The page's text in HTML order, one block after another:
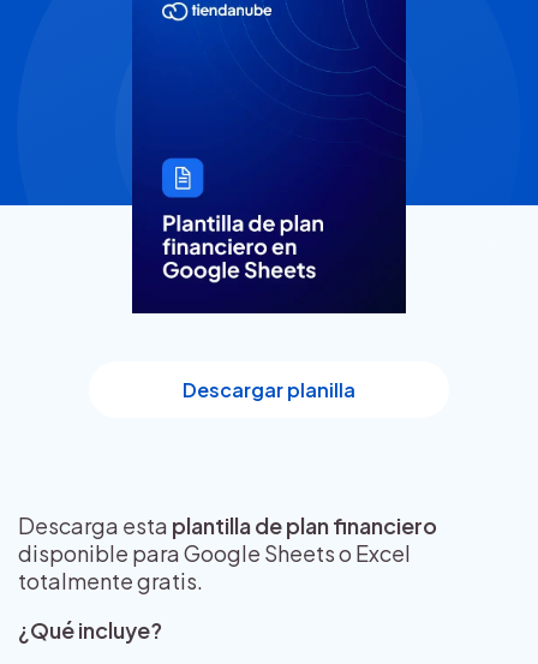
Descargar planilla
Descarga esta plantilla de plan financiero
disponible para Google Sheets o Excel
totalmente gratis.
¿Qué incluye?